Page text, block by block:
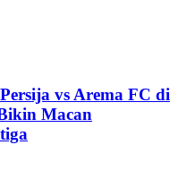
Judol Terbanyak, 4